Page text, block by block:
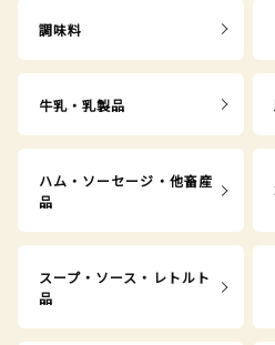
調味料
牛乳・乳製品
ハム・ソーセージ・他畜産
品
スープ・ソース・レトルト
品